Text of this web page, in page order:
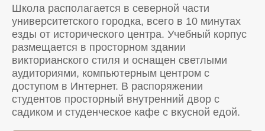
Школа располагается в северной части
университетского городка, всего в 10 минутах
езды от исторического центра. Учебный корпус
размещается в просторном здании
викторианского стиля и оснащен светлыми
аудиториями, компьютерным центром с
доступом в Интернет. В распоряжении
студентов просторный внутренний двор с
садиком и студенческое кафе с вкусной едой.